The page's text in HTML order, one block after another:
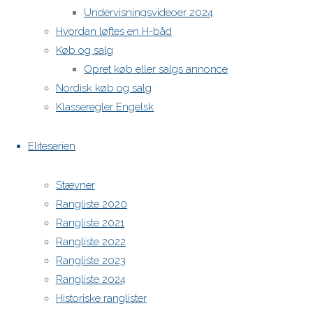
Undervisningsvideoer 2024
Hvordan løftes en H-båd
Køb og salg
Opret køb eller salgs annonce
Nordisk køb og salg
Klasseregler Engelsk
Eliteserien
Stævner
Rangliste 2020
Rangliste 2021
Rangliste 2022
Rangliste 2023
Rangliste 2024
Historiske ranglister
H-båds kalenderen i Europa
Powered by